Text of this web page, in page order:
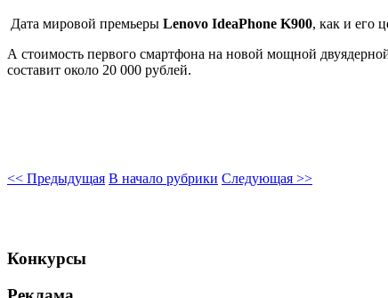
Дата мировой премьеры Lenovo IdeaPhone K900, как и его
А стоимость первого смартфона на новой мощной
составит около 20 000 рублей.
<< Предыдущая В начало рубрики Следующая >>
Конкурсы